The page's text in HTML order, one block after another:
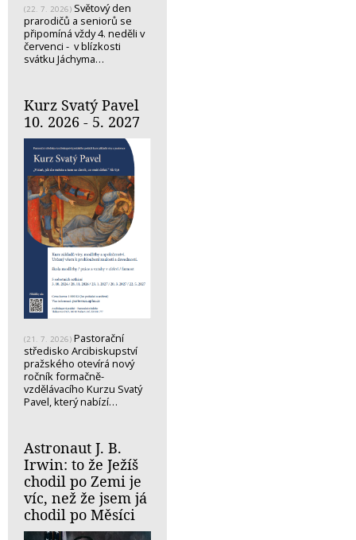
(22. 7. 2026) Světový den
prarodičů a seniorů se
připomíná vždy 4. neděli v
červenci - v blízkosti
svátku Jáchyma…
Kurz Svatý Pavel
10. 2026 - 5. 2027
(21. 7. 2026) Pastorační
středisko Arcibiskupství
pražského otevírá nový
ročník formačně-
vzdělávacího Kurzu Svatý
Pavel, který nabízí…
Astronaut J. B.
Irwin: to že Ježíš
chodil po Zemi je
víc, než že jsem já
chodil po Měsíci